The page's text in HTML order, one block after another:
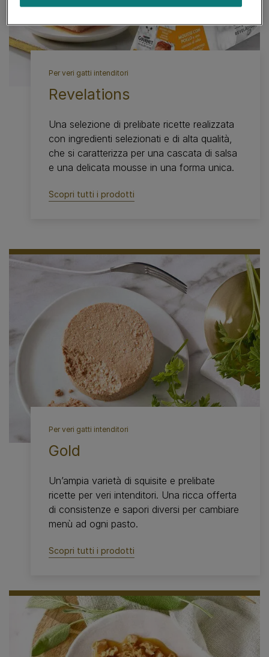
Per veri gatti intenditori
Revelations
Una selezione di prelibate ricette realizzata
con ingredienti selezionati e di alta qualità,
che si caratterizza per una cascata di salsa
e una delicata mousse in una forma unica.
Scopri tutti i prodotti
Per veri gatti intenditori
Gold
Un’ampia varietà di squisite e prelibate
ricette per veri intenditori. Una ricca offerta
di consistenze e sapori diversi per cambiare
menù ad ogni pasto.
Scopri tutti i prodotti